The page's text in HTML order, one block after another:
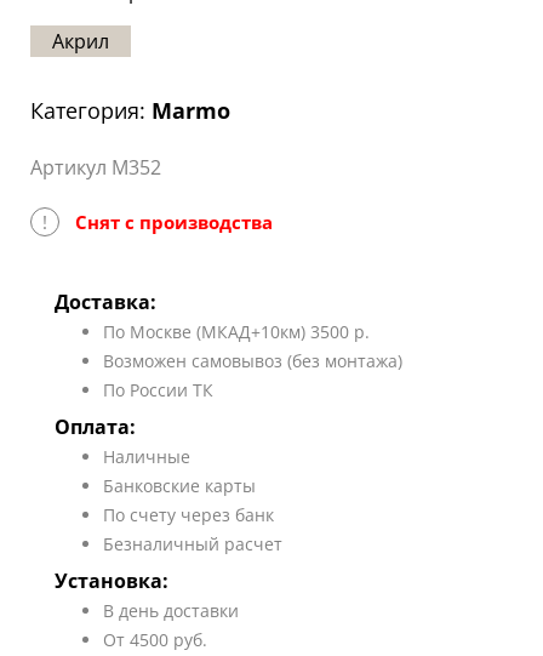
Карта
Акрил
Категория: Marmo
Артикул M352
! Снят с производства
Доставка:
По Москве (МКАД+10км) 3500 р.
Возможен самовывоз (без монтажа)
По России ТК
Оплата:
Наличные
Банковские карты
По счету через банк
Безналичный расчет
Установка:
В день доставки
От 4500 руб.